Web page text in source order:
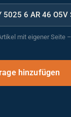
mit eigener